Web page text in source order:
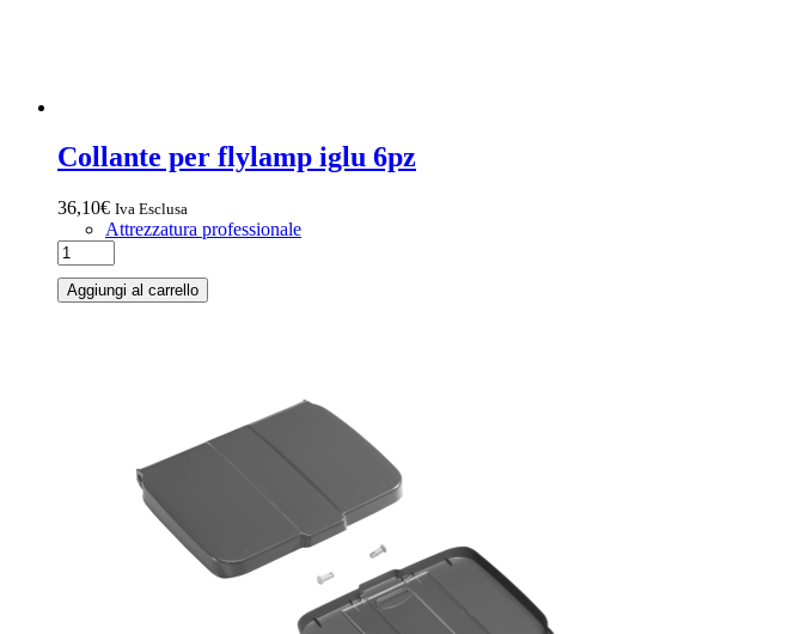
Collante per flylamp iglu 6pz
36,10€ Iva Esclusa
Attrezzatura professionale
Aggiungi al carrello